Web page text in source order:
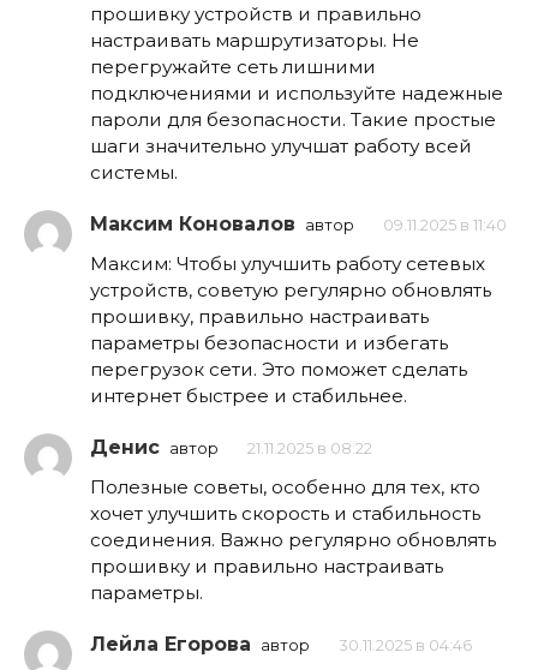
прошивку устройств и правильно
настраивать маршрутизаторы. Не
перегружайте сеть лишними
подключениями и используйте надежные
пароли для безопасности. Такие простые
шаги значительно улучшат работу всей
системы.
Максим Коновалов автор 09.11.2025 в 11:40
Максим: Чтобы улучшить работу сетевых
устройств, советую регулярно обновлять
прошивку, правильно настраивать
параметры безопасности и избегать
перегрузок сети. Это поможет сделать
интернет быстрее и стабильнее.
Денис автор 21.11.2025 в 08:22
Полезные советы, особенно для тех, кто
хочет улучшить скорость и стабильность
соединения. Важно регулярно обновлять
прошивку и правильно настраивать
параметры.
Лейла Егорова автор 30.11.2025 в 04:46